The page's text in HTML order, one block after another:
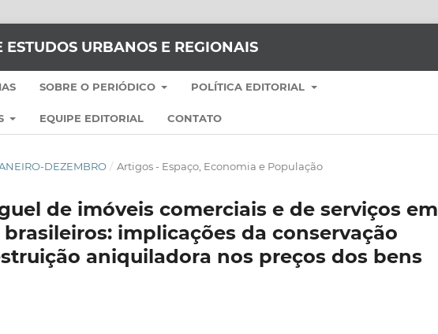
URBANOS E REGIONAIS
SOBRE O PERIÓDICO POLÍTICA EDITORIAL
EQUIPE EDITORIAL CONTATO
DEZEMBRO / Artigos - Espaço, Economia e População
de imóveis comerciais e de serviços em
implicações da conservação
aniquiladora nos preços dos bens